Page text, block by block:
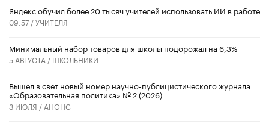
​Яндекс обучил более 20 тысяч учителей использовать ИИ в работе
09:57 /УЧИТЕЛЯ
Минимальный набор товаров для школы подорожал на 6,3%
5 АВГУСТА / ШКОЛЬНИКИ
Вышел в свет новый номер научно-публицистического журнала
«Образовательная политика» № 2 (2026)
3 ИЮЛЯ / АНОНС